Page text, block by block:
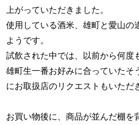
上がっていただきました。
使用している酒米、雄町と愛山の
ようです。
試飲された中では、以前から何度
雄町生一番お好みに合っていたそ
にお取扱店のリクエストもいただ
お買い物後に、商品が並んだ棚を